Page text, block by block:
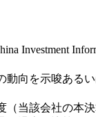
向を示唆ある
当該会社の本